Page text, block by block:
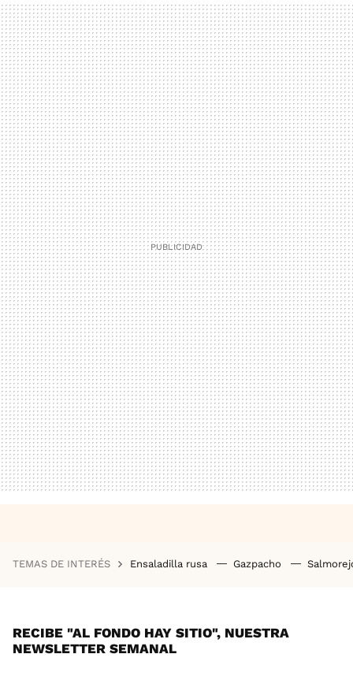
MAIL
TEMAS DE INTERÉS Ensaladilla rusa Gazpacho
RECIBE "AL FONDO HAY SITIO", NUESTRA
NEWSLETTER SEMANAL